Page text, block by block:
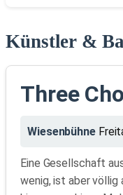
Künstler &
Three
Wiesenbühne
Eine Gesellschaft
wenig, ist aber völlig